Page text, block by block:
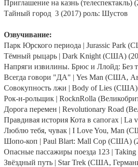
Приглашение на казнь
Тайный город 3 (2017) роль: Шустов
Озвучивание:
Парк Юрского периода | Jurassic Park
Тёмный рыцарь | Dark Knight (США)
Напряги извилины. Брюс и Ллойд: Без
Всегда говори "ДА" | Yes Man (США,
Совокупность лжи | Body of Lies (США)
Рок-н-рольщик | RocknRolla
Дорога перемен | Revolutionary Road
Правдивая история Кота в сапогах | La v
Люблю тебя, чувак | I LoveYou, Man
Шопо-коп | Paul Blart: Mall Cop (США)
Опасные пассажиры поезда 123 | Taking
Звёздный путь | Star Trek (США,